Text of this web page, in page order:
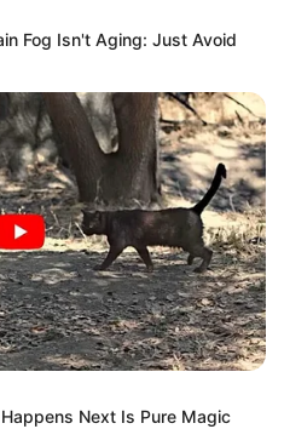
Bikin
di
Fo​g Isn't Aging: Just Avoid
Next Is Pure Magic